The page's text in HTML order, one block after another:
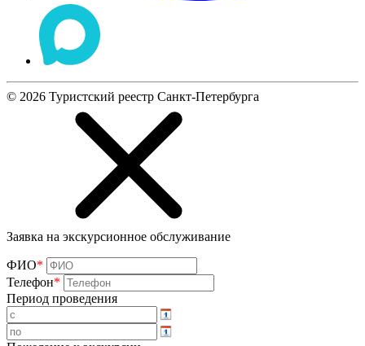
© 2026 Туристский реестр Санкт-Петербурга
Заявка на экскурсионное обслуживание
ФИО*
Телефон*
Период проведения